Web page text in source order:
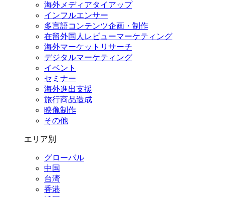
海外メディアタイアップ
インフルエンサー
多言語コンテンツ企画・制作
在留外国⼈レビューマーケティング
海外マーケットリサーチ
デジタルマーケティング
イベント
セミナー
海外進出支援
旅行商品造成
映像制作
その他
エリア別
グローバル
中国
台湾
香港